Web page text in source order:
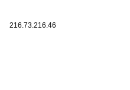
216.73.216.46